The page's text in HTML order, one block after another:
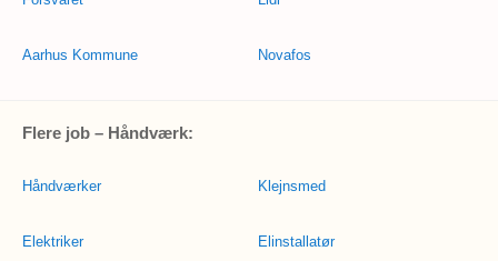
Aarhus Kommune Novafos
Flere job – Håndværk:
Håndværker
Elektriker
Klejnsmed
Elinstallatør